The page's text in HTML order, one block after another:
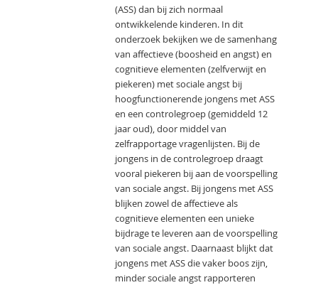
(ASS) dan bij zich normaal
ontwikkelende kinderen. In dit
onderzoek bekijken we de samenhang
van affectieve (boosheid en angst) en
cognitieve elementen (zelfverwijt en
piekeren) met sociale angst bij
hoogfunctionerende jongens met ASS
en een controlegroep (gemiddeld 12
jaar oud), door middel van
zelfrapportage vragenlijsten. Bij de
jongens in de controlegroep draagt
vooral piekeren bij aan de voorspelling
van sociale angst. Bij jongens met ASS
blijken zowel de affectieve als
cognitieve elementen een unieke
bijdrage te leveren aan de voorspelling
van sociale angst. Daarnaast blijkt dat
jongens met ASS die vaker boos zijn,
minder sociale angst rapporteren